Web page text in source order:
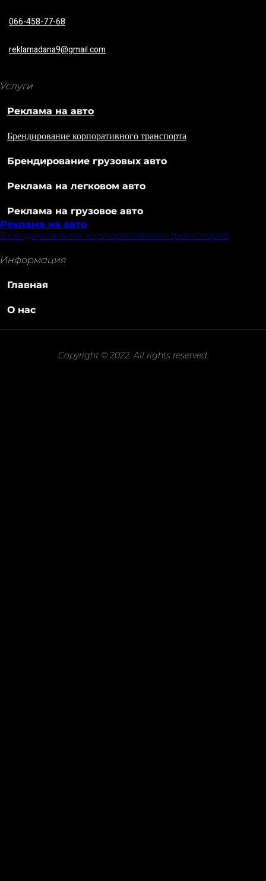
066-458-77-68
reklamadana9@gmail.com
Услуги
Реклама на авто
Брендирование корпоративного транспорта
Брендирование грузовых авто
Реклама на легковом авто
Реклама на грузовое авто
Реклама на авто
Брендирование корпоративного транспорта
Информация
Главная
О нас
Copyright © 2022. All rights reserved.